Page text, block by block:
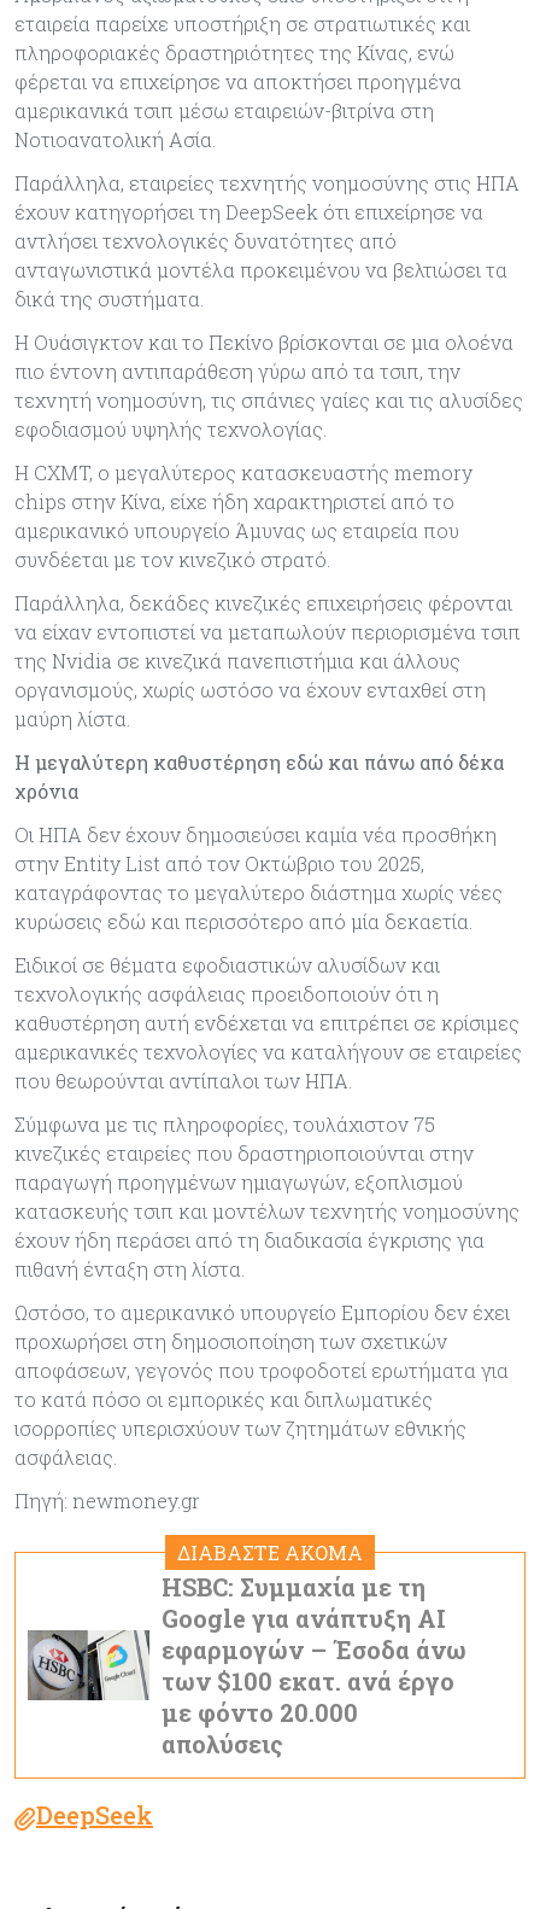
εταιρεία παρείχε υποστήριξη σε στρατιωτικές και
πληροφοριακές δραστηριότητες της Κίνας, ενώ
φέρεται να επιχείρησε να αποκτήσει προηγμένα
αμερικανικά τσιπ μέσω εταιρειών-βιτρίνα στη
Νοτιοανατολική Ασία.
Παράλληλα, εταιρείες τεχνητής νοημοσύνης στις ΗΠΑ
έχουν κατηγορήσει τη DeepSeek ότι επιχείρησε να
αντλήσει τεχνολογικές δυνατότητες από
ανταγωνιστικά μοντέλα προκειμένου να βελτιώσει τα
δικά της συστήματα.
Η Ουάσιγκτον και το Πεκίνο βρίσκονται σε μια ολοένα
πιο έντονη αντιπαράθεση γύρω από τα τσιπ, την
τεχνητή νοημοσύνη, τις σπάνιες γαίες και τις αλυσίδες
εφοδιασμού υψηλής τεχνολογίας.
Η CXMT, ο μεγαλύτερος κατασκευαστής memory
chips στην Κίνα, είχε ήδη χαρακτηριστεί από το
αμερικανικό υπουργείο Άμυνας ως εταιρεία που
συνδέεται με τον κινεζικό στρατό.
Παράλληλα, δεκάδες κινεζικές επιχειρήσεις φέρονται
να είχαν εντοπιστεί να μεταπωλούν περιορισμένα τσιπ
της Nvidia σε κινεζικά πανεπιστήμια και άλλους
οργανισμούς, χωρίς ωστόσο να έχουν ενταχθεί στη
μαύρη λίστα.
Η μεγαλύτερη καθυστέρηση εδώ και πάνω από δέκα
χρόνια
Οι ΗΠΑ δεν έχουν δημοσιεύσει καμία νέα προσθήκη
στην Entity List από τον Οκτώβριο του 2025,
καταγράφοντας το μεγαλύτερο διάστημα χωρίς νέες
κυρώσεις εδώ και περισσότερο από μία δεκαετία.
Ειδικοί σε θέματα εφοδιαστικών αλυσίδων και
τεχνολογικής ασφάλειας προειδοποιούν ότι η
καθυστέρηση αυτή ενδέχεται να επιτρέπει σε κρίσιμες
αμερικανικές τεχνολογίες να καταλήγουν σε εταιρείες
που θεωρούνται αντίπαλοι των ΗΠΑ.
Σύμφωνα με τις πληροφορίες, τουλάχιστον 75
κινεζικές εταιρείες που δραστηριοποιούνται στην
παραγωγή προηγμένων ημιαγωγών, εξοπλισμού
κατασκευής τσιπ και μοντέλων τεχνητής νοημοσύνης
έχουν ήδη περάσει από τη διαδικασία έγκρισης για
πιθανή ένταξη στη λίστα.
Ωστόσο, το αμερικανικό υπουργείο Εμπορίου δεν έχει
προχωρήσει στη δημοσιοποίηση των σχετικών
αποφάσεων, γεγονός που τροφοδοτεί ερωτήματα για
το κατά πόσο οι εμπορικές και διπλωματικές
ισορροπίες υπερισχύουν των ζητημάτων εθνικής
ασφάλειας.
Πηγή: newmoney.gr
ΔΙΑΒΑΣΤΕ ΑΚΟΜΑ
HSBC: Συμμαχία με τη
Google για ανάπτυξη ΑΙ
εφαρμογών – Έσοδα άνω
των $100 εκατ. ανά έργο
με φόντο 20.000
απολύσεις
DeepSeek